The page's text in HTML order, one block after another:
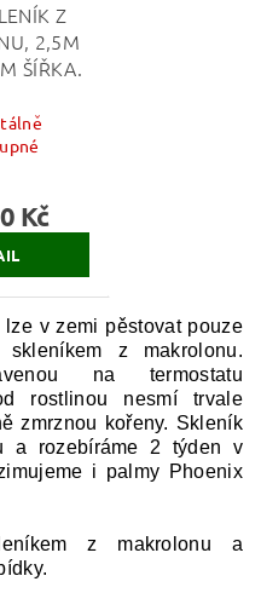
v zemi pěstovat pouze
z makrolonu.
na termostatu
rostlinou nesmí trvale
zmrznou kořeny. Skleník
a rozebíráme 2 týden v
i palmy Phoenix
z makrolonu a
Z
2,5M
ŠÍŘKA.
Kč